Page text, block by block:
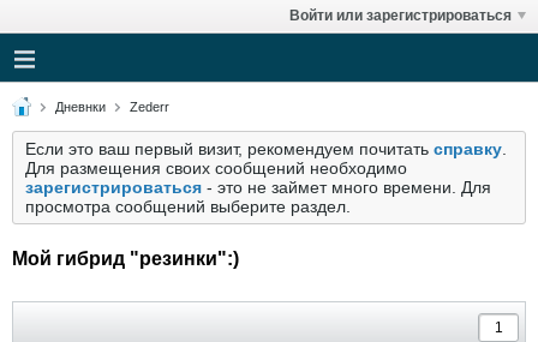
Войти или зарегистрироваться
Дневнки Zederr
Если это ваш первый визит, рекомендуем почитать справку
Для размещения своих сообщений необходимо
зарегистрироваться - это не займет много времени. Для
просмотра сообщений выберите раздел.
Мой гибрид "резинки":)